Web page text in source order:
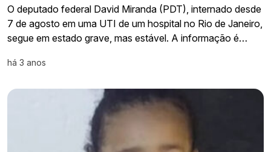
O deputado federal David Miranda (PDT), internado desde
7 de agosto em uma UTI de um hospital no Rio de Janeiro,
segue em estado grave, mas estável. A informação é…
há 3 anos